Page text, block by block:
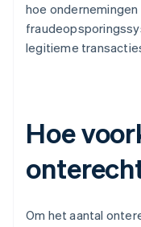
hoe
legitieme
Hoe
Om het aantal